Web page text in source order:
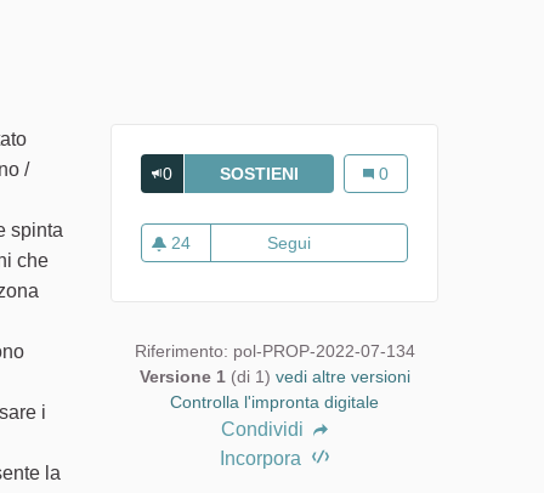
/
spinta
che
i
la
0 SOSTIENI CARLOFORTE TONNARE
Carloforte Tonnare
0
24
24 sostenitori
Segui
Riferimento: pol-PROP-2022-07-134
Versione 1(di 1) vedi altre versioni
Controlla l'impronta digitale
Condividi
Incorpora